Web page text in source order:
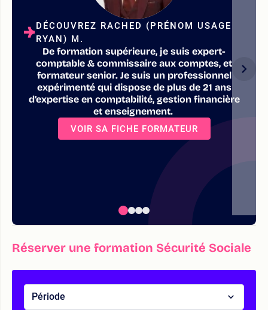
DÉCOUVREZ RACHED (PRÉNOM USAGE
RYAN) M.
De formation supérieure, je suis expert-
comptable & commissaire aux comptes, et
formateur senior. Je suis un professionnel
expérimenté qui dispose de plus de 21 ans
d’expertise en comptabilité, gestion financière
et enseignement.
VOIR SA FICHE FORMATEUR
Réserver une formation Sécurité Sociale
Période